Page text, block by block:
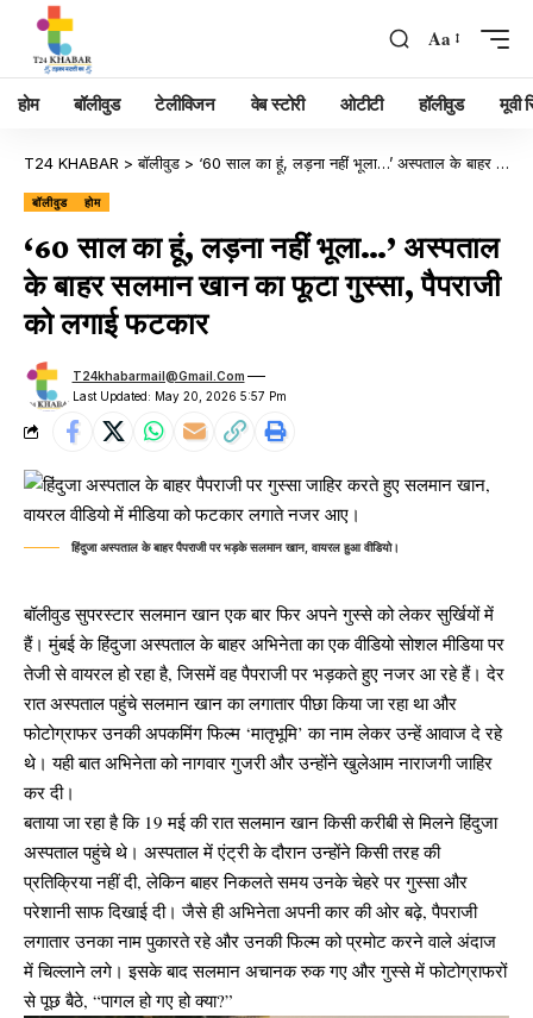
Aa
होम बॉलीवुड टेलीविजन वेब स्टोरी ओटीटी हॉलीवुड मूवी
T24 KHABAR >बॉलीवुड > ‘60 साल का हूं, लड़ना नहीं भूला…’ अस्पताल के बाहर सलमान खान का फूटा गुस्सा, पैपराजी को लगाई फटकार
बॉलीवुड होम
‘60 साल का हूं, लड़ना नहीं भूला…’ अस्पताल
के बाहर सलमान खान का फूटा गुस्सा, पैपराजी
को लगाई फटकार
Last Updated: May 20, 2026 5:57 Pm
T24khabarmail@gmail.com
हिंदुजा अस्पताल के बाहर पैपराजी पर भड़के सलमान खान, वायरल हुआ वीडियो।
बॉलीवुड सुपरस्टार सलमान खान एक बार फिर अपने गुस्से को लेकर सुर्खियों में
हैं। मुंबई के हिंदुजा अस्पताल के बाहर अभिनेता का एक वीडियो सोशल मीडिया पर
तेजी से वायरल हो रहा है, जिसमें वह पैपराजी पर भड़कते हुए नजर आ रहे हैं। देर
रात अस्पताल पहुंचे सलमान खान का लगातार पीछा किया जा रहा था और
फोटोग्राफर उनकी अपकमिंग फिल्म ‘मातृभूमि’ का नाम लेकर उन्हें आवाज दे रहे
थे। यही बात अभिनेता को नागवार गुजरी और उन्होंने खुलेआम नाराजगी जाहिर
कर दी।
बताया जा रहा है कि 19 मई की रात सलमान खान किसी करीबी से मिलने हिंदुजा
अस्पताल पहुंचे थे। अस्पताल में एंट्री के दौरान उन्होंने किसी तरह की
प्रतिक्रिया नहीं दी, लेकिन बाहर निकलते समय उनके चेहरे पर गुस्सा और
परेशानी साफ दिखाई दी। जैसे ही अभिनेता अपनी कार की ओर बढ़े, पैपराजी
लगातार उनका नाम पुकारते रहे और उनकी फिल्म को प्रमोट करने वाले अंदाज
में चिल्लाने लगे। इसके बाद सलमान अचानक रुक गए और गुस्से में फोटोग्राफरों
से पूछ बैठे, “पागल हो गए हो क्या?”